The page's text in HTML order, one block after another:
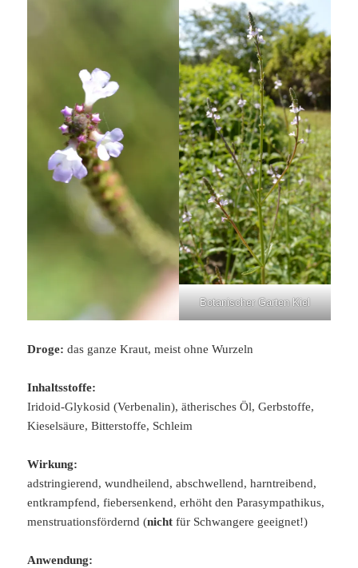
Botanischer Garten Kiel
Droge:das ganze Kraut, meist ohne Wurzeln
Inhaltsstoffe:
Iridoid-Glykosid (Verbenalin), ätherisches Öl, Gerbstoffe,
Kieselsäure, Bitterstoffe, Schleim
Wirkung:
adstringierend, wundheilend, abschwellend, harntreibend,
entkrampfend, fiebersenkend, erhöht den Parasympathikus,
menstruationsfördernd (nichtfür Schwangere geeignet!)
Anwendung: